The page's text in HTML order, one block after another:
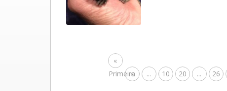
«
Primeira
« ... 10 20 ... 26